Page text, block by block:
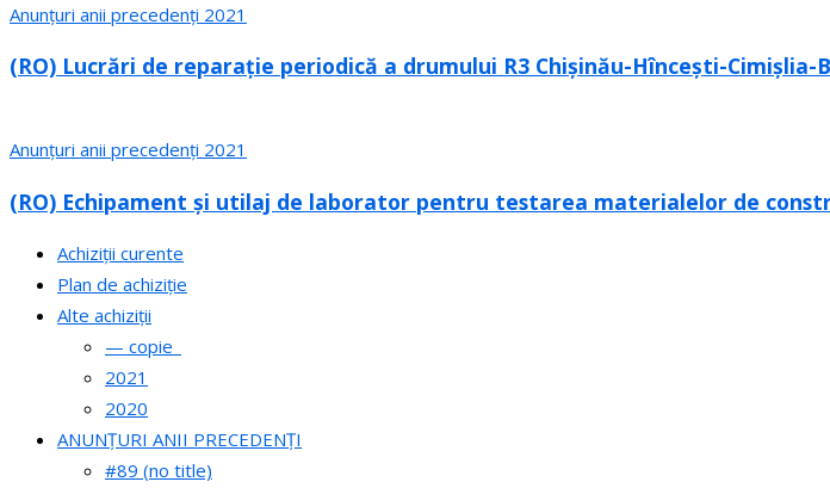
Anunțuri anii precedenți 2021
(RO) Lucrări de reparație periodică a drumului R3 Chișinău-Hîncești-
Anunțuri anii precedenți 2021
(RO) Echipament și utilaj de laborator pentru testarea materialelor de
Achiziții curente
Plan de achiziție
Alte achiziții
— copie_
2021
2020
ANUNȚURI ANII PRECEDENȚI
#89 (no title)